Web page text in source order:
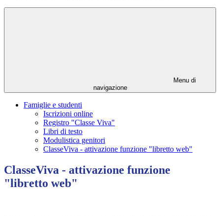
Menu di
navigazione
Famiglie e studenti
Iscrizioni online
Registro "Classe Viva"
Libri di testo
Modulistica genitori
ClasseViva - attivazione funzione "libretto web"
ClasseViva - attivazione funzione
"libretto web"